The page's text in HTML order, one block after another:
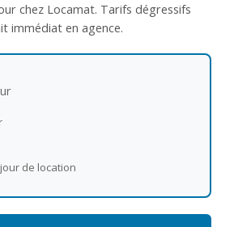
chez Locamat. Tarifs dégressifs
immédiat en agence.
de location